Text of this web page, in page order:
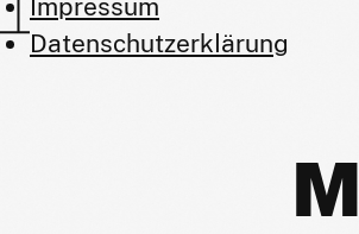
Impressum
Datenschutzerklärung